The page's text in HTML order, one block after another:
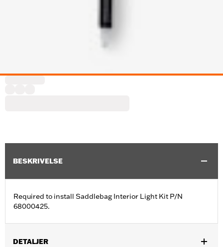
BESKRIVELSE
Required to install Saddlebag Interior Light Kit P/N
68000425.
DETALJER